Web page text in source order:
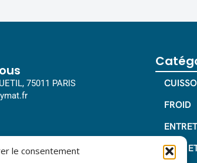
le consentement
75011 PARIS
FROID
INOX